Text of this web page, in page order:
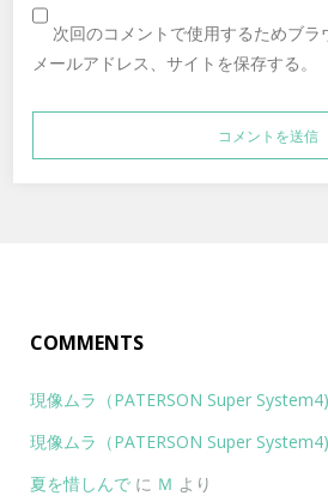
次回のコメントで使用するためブラ
メールアドレス、サイトを保存する。
COMMENTS
現像ムラ（PATERSON Super System4)
現像ムラ（PATERSON Super System4)
夏を惜しんで に Ｍ より